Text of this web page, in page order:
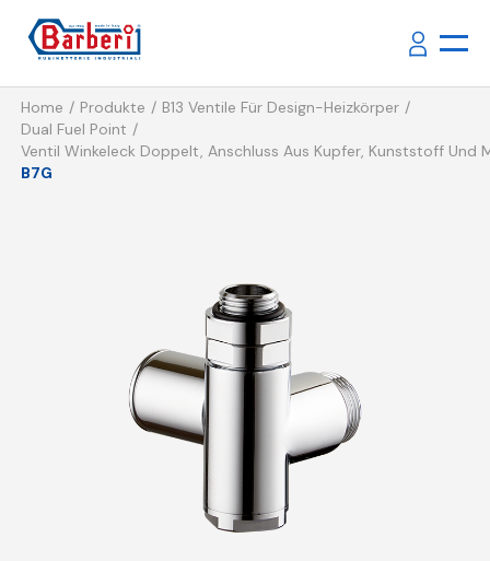
Home Produkte
B13 Ventile Für Design-Heizkörper
Dual Fuel Point
Ventil Winkeleck Doppelt, Anschluss Aus Kupfer, Kunststoff Und
B7G